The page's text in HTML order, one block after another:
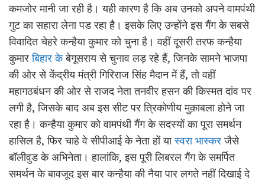
कमजोर मानी जा रही है। यही कारण है कि अब उनको अपने वामपंथी
गुट का सहारा लेना पड रहा है। इसके लिए उन्होंने इस गैंग के सबसे
विवादित चेहरे कन्हैया कुमार को चुना है। वहीं दूसरी तरफ कन्हैया
कुमारबिहार केबेगूसराय से चुनाव लड़ रहे हैं, जिनके सामने भाजपा
की ओर से केंद्रीय मंत्री गिरिराज सिंह मैदान में हैं, तो वहीं
महागठबंधन की ओर से राजद नेता तनवीर हसन की किस्मत दांव पर
लगी है, जिसके बाद अब इस सीट पर त्रिकोणीय मुक़ाबला होने जा
रहा है। कन्हैया कुमार को वामपंथी गैंग के सदस्यों का पूरा समर्थन
हासिल है, फिर चाहे वे सीपीआई के नेता हों यास्वरा भास्करजैसे
बॉलीवुड के अभिनेता। हालांकि, इस पूरी लिबरल गैंग के समर्पित
समर्थन के बावजूद इस बार कन्हैया की नैया पार लगते नहीं दिखाई दे